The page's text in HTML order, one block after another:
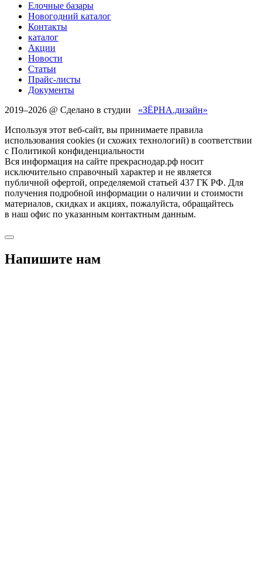
Елочные базары
Новогодний каталог
Контакты
каталог
Акции
Новости
Статьи
Прайс-листы
Документы
2019–2026 @ Сделано в студии «ЗЁРНА.дизайн»
Используя этот веб-сайт, вы принимаете правила
использования cookies (и схожих технологий) в соответствии
с Политикой конфиденциальности
Вся информация на сайте прекраснодар.рф носит
исключительно справочный характер и не является
публичной офертой, определяемой статьей 437 ГК РФ. Для
получения подробной информации о наличии и стоимости
материалов, скидках и акциях, пожалуйста, обращайтесь
в наш офис по указанным контактным данным.
Напишите нам